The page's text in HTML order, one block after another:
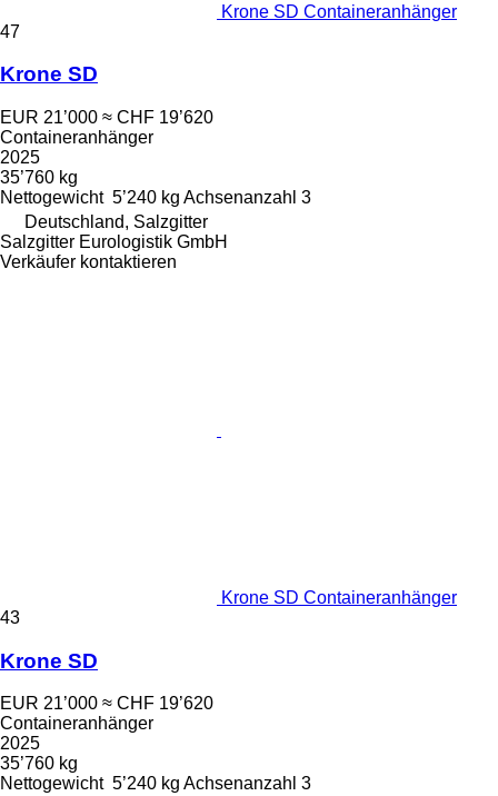
Krone SD Containeranhänger
47
Krone SD
EUR 21’000 ≈ CHF 19’620
Containeranhänger
2025
35’760 kg
Nettogewicht 5’240 kg Achsenanzahl 3
Deutschland, Salzgitter
Salzgitter Eurologistik GmbH
Verkäufer kontaktieren
Krone SD Containeranhänger
43
Krone SD
EUR 21’000 ≈ CHF 19’620
Containeranhänger
2025
35’760 kg
Nettogewicht 5’240 kg Achsenanzahl 3